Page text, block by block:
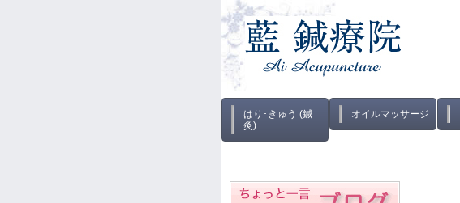
はり･きゅう (鍼
灸)
オイルマッサージ